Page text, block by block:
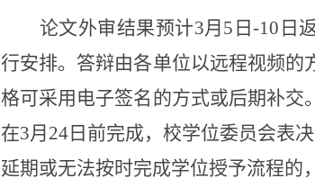
论文外审结果预计3月5日-10日
行安排。答辩由各单位以远程视频的
格可采用电子签名的方式或后期补交
在3月24日前完成，校学位委员会表
延期或无法按时完成学位授予流程的